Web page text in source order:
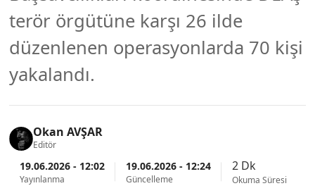
terör örgütüne karşı 26 ilde
düzenlenen operasyonlarda 70 kişi
yakalandı.
Okan AVŞAR
Editör
19.06.2026 - 12:02
Yayınlanma
19.06.2026 - 12:24
Güncelleme
2 Dk
Okuma Süresi